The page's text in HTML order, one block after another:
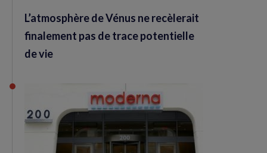
L’atmosphère de Vénus ne recèlerait
finalement pas de trace potentielle
de vie